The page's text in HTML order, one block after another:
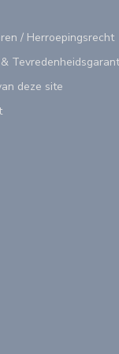
/ Herroepingsrecht
deze site